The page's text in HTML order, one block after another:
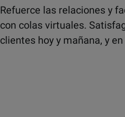
Refuerce las relaciones y
con colas virtuales.
clientes hoy y mañana, y